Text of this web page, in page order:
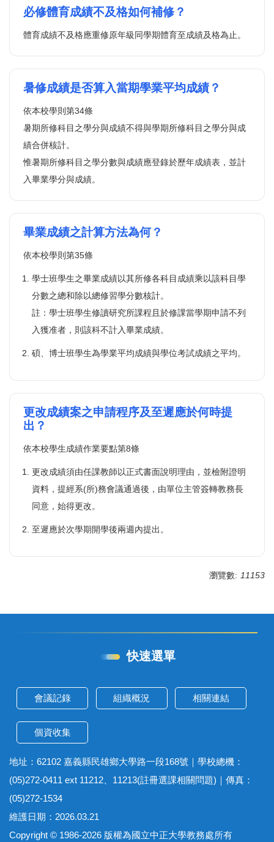
必修體育成績不及格如何補修？
體育成績不及格應重修原年級同學期體育至成績及格為止。
暑修成績是否算入當期學業平均成績？
依本校學則第34條
暑期所修科目之學分與成績不得與學期所修科目之學分與成
績合併核計。
惟暑期所修科目之學分數與成績應登錄於歷年成績表，並計
入畢業學分與成績。
畢業成績之計算方法為何？
依本校學則第35條
學士班學生之畢業成績以其所修各科目成績乘以該科目學
分數之總和除以總修習學分數核計。
註：學士班學生修讀研究所課程且於修課當學期申請不列
入獲准者，則該科不計入畢業成績。
碩、博士班學生為學業平均成績與學位考試成績之平均。
更改成績案之申請程序及至遲應於何時提
出？
依本校學生成績作業要點第8條
更改成績須由任課教師以正式書面說明理由，並檢附證明
資料，提經系(所)務會議通過後，由單位主管簽轉教務長
同意，始得更改。
至遲應於次學期開學後兩週內提出。
瀏覽數: 11153
快速選單
會議記錄 組織概況 相關連結
個資收集
地址：62102 嘉義縣民雄鄉大學路一段168號｜學校總機：
(05)272-0411 ext 11212、11213(註冊選課相關問題)｜傳真：
(05)272-1534
維護日期：2026.03.21
Copyright © 1986-2026 版權為國立中正大學教務處所有